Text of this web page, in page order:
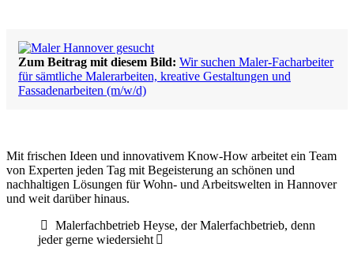
Zum Beitrag mit diesem Bild: Wir suchen Maler-Facharbeiter
für sämtliche Malerarbeiten, kreative Gestaltungen und
Fassadenarbeiten (m/w/d)
Mit frischen Ideen und innovativem Know-How arbeitet ein Team
von Experten jeden Tag mit Begeisterung an schönen und
nachhaltigen Lösungen für Wohn- und Arbeitswelten in Hannover
und weit darüber hinaus.
Malerfachbetrieb Heyse, der Malerfachbetrieb, denn
jeder gerne wiedersieht